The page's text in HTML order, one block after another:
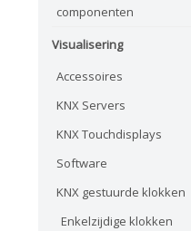
componenten
Visualisering
Accessoires
KNX Servers
KNX Touchdisplays
Software
KNX gestuurde klokken
Enkelzijdige klokken